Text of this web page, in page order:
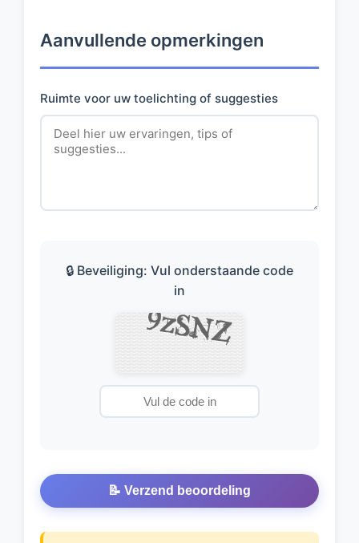
Aanvullende opmerkingen
Ruimte voor uw toelichting of suggesties
🔒 Beveiliging: Vul onderstaande code
in
📝 Verzend beoordeling